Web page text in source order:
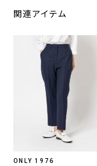
関連アイテム
ONLY 1976